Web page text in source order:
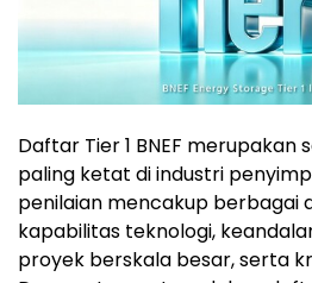
Daftar Tier 1 BNEF merupakan
paling ketat di industri
penilaian mencakup berbagai
kapabilitas teknologi,
proyek berskala besar, serta